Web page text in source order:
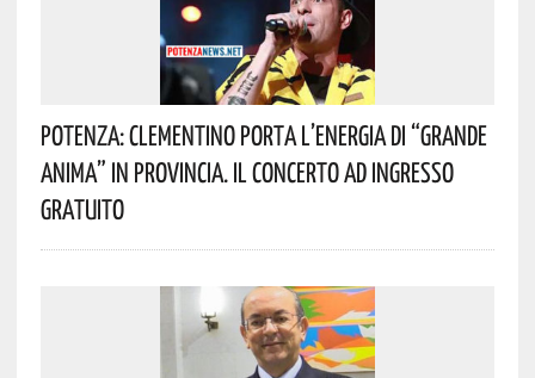
Potenza: Clementino Porta L’energia Di “Grande
Anima” In Provincia. Il Concerto Ad Ingresso
Gratuito